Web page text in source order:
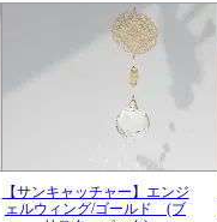
【サンキャッチャー】エンジ
ェルウィング/ゴールド (ブ